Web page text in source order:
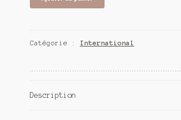
Ballad
a
loser
Catégorie : International
Description